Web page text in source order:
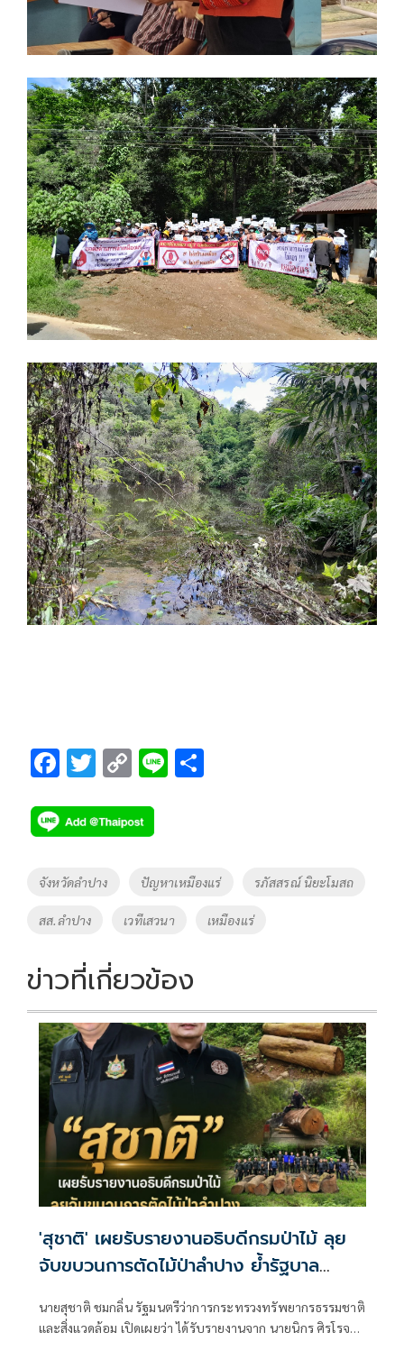
F
e
b
o
o
k
T
tt
er
C
p
y
Li
n
k
Li
Tags
จังหวัดลำปาง ปัญหาเหมืองแร่ รภัสสรณ์ นิยะโมสถ
สส.ลำปาง เวทีเสวนา เหมืองแร่
ข่าวที่เกี่ยวข้อง
'สุชาติ' เผยรับรายงานอธิบดีกรมป่าไม้ ลุย
จับขบวนการตัดไม้ป่าลำปาง ย้ำรัฐบาล
'อนุทิน' เดินหน้าปราบบุกรุกป่า-ทำลาย
ทรัพยากรอย่างเด็ดขาด
นายสุชาติ ชมกลิ่น รัฐมนตรีว่าการกระทรวงทรัพยากรธรรมชาติ
และสิ่งแวดล้อม เปิดเผยว่า ได้รับรายงานจาก นายนิกร ศิรโรจนา